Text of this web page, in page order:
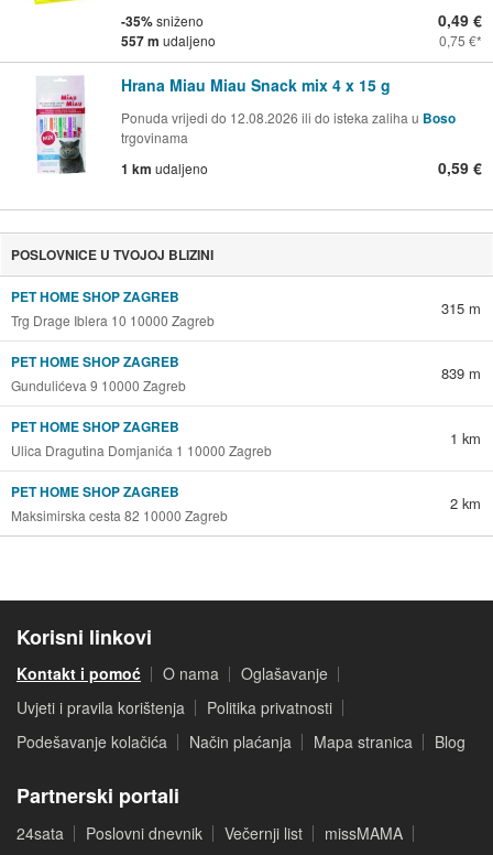
-35%sniženo
557 m udaljeno
0,49 €
0,75 €
Hrana Miau Miau Snack mix 4 x 15 g
Ponuda vrijedi do 12.08.2026 ili do isteka zaliha u Boso
trgovinama
1 km udaljeno 0,59 €
POSLOVNICE U TVOJOJ BLIZINI
PET HOME SHOP ZAGREB
Trg Drage Iblera 10 10000 Zagreb
315 m
PET HOME SHOP ZAGREB
Gundulićeva 9 10000 Zagreb
839 m
PET HOME SHOP ZAGREB
Ulica Dragutina Domjanića 1 10000 Zagreb
1 km
PET HOME SHOP ZAGREB
Maksimirska cesta 82 10000 Zagreb
2 km
Korisni linkovi
Kontakt i pomoć O nama
Oglašavanje
Uvjeti i pravila korištenja
Politika privatnosti
Podešavanje kolačića
Način plaćanja Mapa stranica Blog
Partnerski portali
24sata Poslovni dnevnik Večernji list
missMAMA